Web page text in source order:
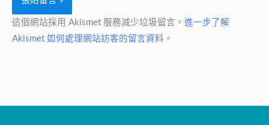
這個網站採用 Akismet 服務減少垃圾留言。 進一步了解
Akismet 如何處理網站訪客的留言資料 。